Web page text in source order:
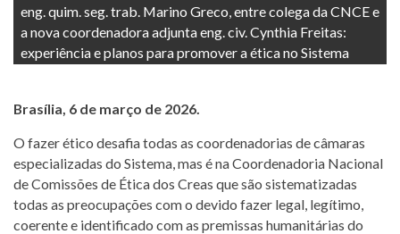
eng. quim. seg. trab. Marino Greco, entre colega da CNCE e
a nova coordenadora adjunta eng. civ. Cynthia Freitas:
experiência e planos para promover a ética no Sistema
Brasília, 6 de março de 2026.
O fazer ético desafia todas as coordenadorias de câmaras
especializadas do Sistema, mas é na Coordenadoria Nacional
de Comissões de Ética dos Creas que são sistematizadas
todas as preocupações com o devido fazer legal, legítimo,
coerente e identificado com as premissas humanitárias do